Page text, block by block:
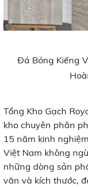
Đá Bóng Kiếng
Tổng Kho Gạch
kho chuyên phân
15 năm kinh
Việt Nam không
những dòng sản
văn và kích thước,